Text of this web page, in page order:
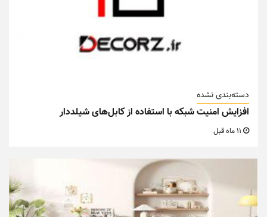
دسته‌بندی نشده
افزایش امنیت شبکه با استفاده از کابل‌های شیلددار